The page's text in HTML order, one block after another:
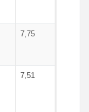
7,75
7,51